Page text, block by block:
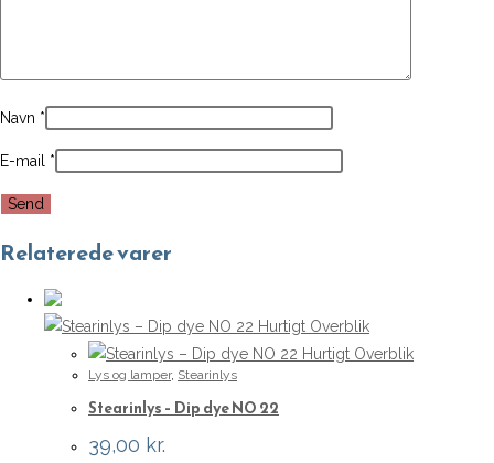
Navn *
E-mail *
Relaterede varer
Hurtigt Overblik
Hurtigt Overblik
Lys og lamper, Stearinlys
Stearinlys – Dip dye NO 22
39,00 kr.